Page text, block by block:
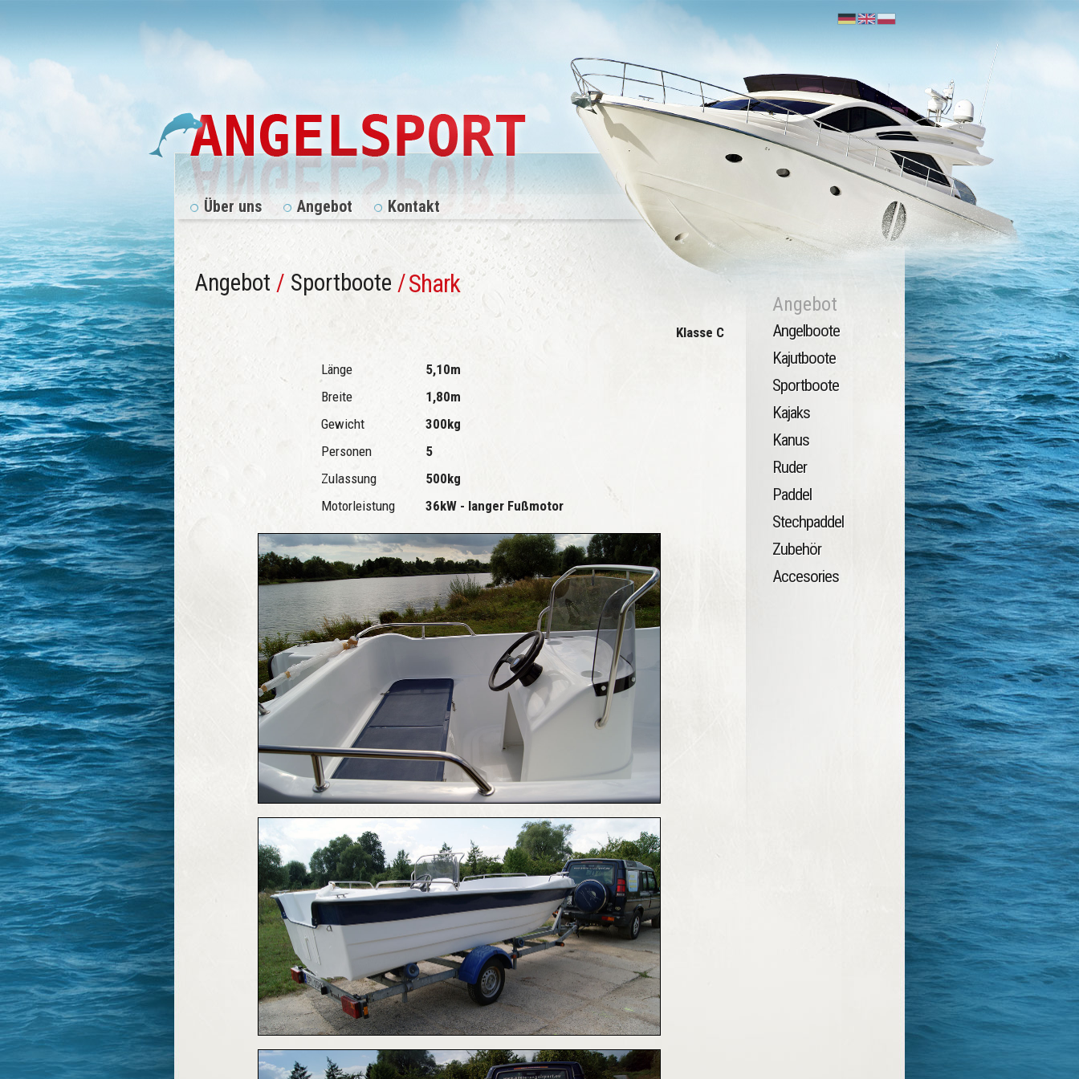
Über uns Angebot Kontakt
Angebot / Sportboote /Shark
Klasse C
Länge
5,10m
Breite
1,80m
Gewicht
300kg
Personen
5
Zulassung
500kg
Motorleistung
36kW - langer Fußmotor
Angebot
Angelboote
Kajutboote
Sportboote
Kajaks
Kanus
Ruder
Paddel
Stechpaddel
Zubehör
Accesories